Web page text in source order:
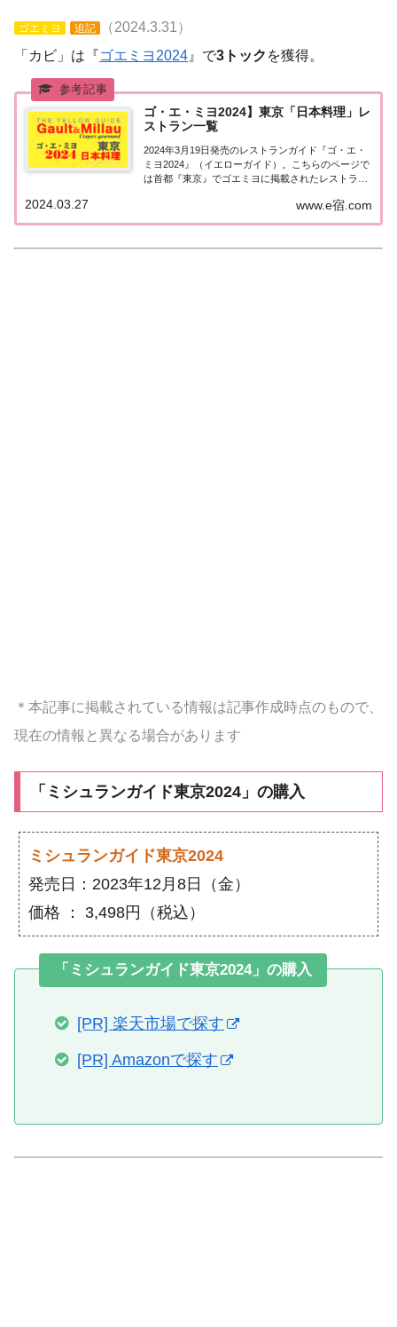
ゴエミヨ 追記
（2024.3.31）
「カビ」は『ゴエミヨ2024 』で3トック を獲得。
ゴ・エ・ミヨ2024】東京「日本料理」レ
ストラン一覧
2024年3月19日発売のレストランガイド『ゴ・エ・
ミヨ2024』（イエローガイド）。こちらのページで
は首都『東京』でゴエミヨに掲載されたレストラン
た。ゴエミヨ2024『東京』日本料理関東「東京エリ
ア」で「ゴ・エ・ミヨ2024」に掲載...
www.e宿.com
2024.03.27
＊本記事に掲載されている情報は記事作成時点のもので、
現在の情報と異なる場合があります
「ミシュランガイド東京2024」の購入
ミシュランガイド東京2024
発売日：2023年12月8日（金）
価格 ： 3,498円（税込）
「ミシュランガイド東京2024」の購入
[PR] 楽天市場で探す
[PR] Amazonで探す